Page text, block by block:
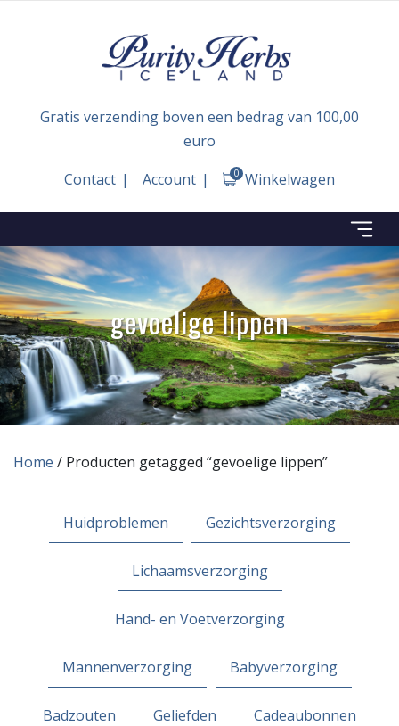
Gratis verzending boven een bedrag van 100,00
euro
Contact
Account Winkelwagen
0
gevoelige lippen
Home / Producten getagged “gevoelige lippen”
Huidproblemen Gezichtsverzorging
Lichaamsverzorging
Hand- en Voetverzorging
Mannenverzorging Babyverzorging
Badzouten Geliefden Cadeaubonnen